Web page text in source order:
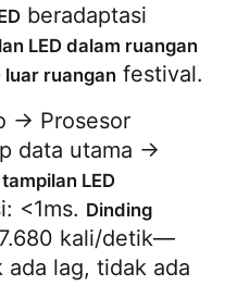
beradaptasi
LED dalam ruangan
luar ruangan festival.
→ Prosesor
data utama →
LED
<1ms. Dinding
kali/detik—
lag, tidak ada